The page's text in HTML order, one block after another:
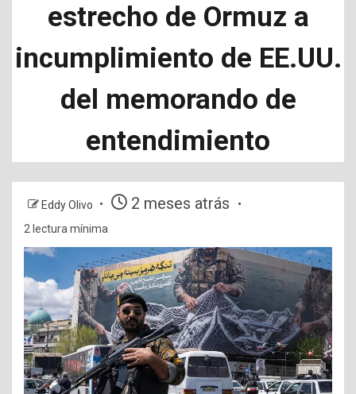
estrecho de Ormuz a
incumplimiento de EE.UU.
del memorando de
entendimiento
Eddy Olivo 2 meses atrás
2 lectura mínima